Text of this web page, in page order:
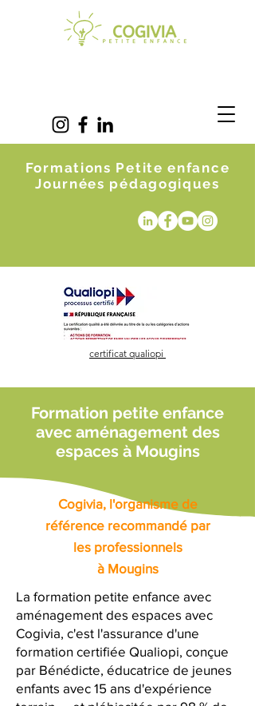
Formations Petite enfance
Journées pédagogiques
certificat qualiopi
Formation petite enfance
avec aménagement des
espaces à Mougins
Cogivia, l'organisme de
référence recommandé par
les professionnels
à Mougins
La formation petite enfance avec
aménagement des espaces avec
Cogivia, c'est l'assurance d'une
formation certifiée Qualiopi, conçue
par Bénédicte, éducatrice de jeunes
enfants avec 15 ans d'expérience